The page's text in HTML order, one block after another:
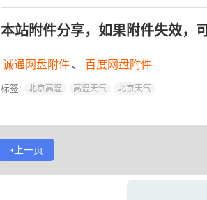
本站附件分享，如果附件失效，
诚通网盘附件 、 百度网盘附件
标签: 北京高温 高温天气
北京天气
上一页